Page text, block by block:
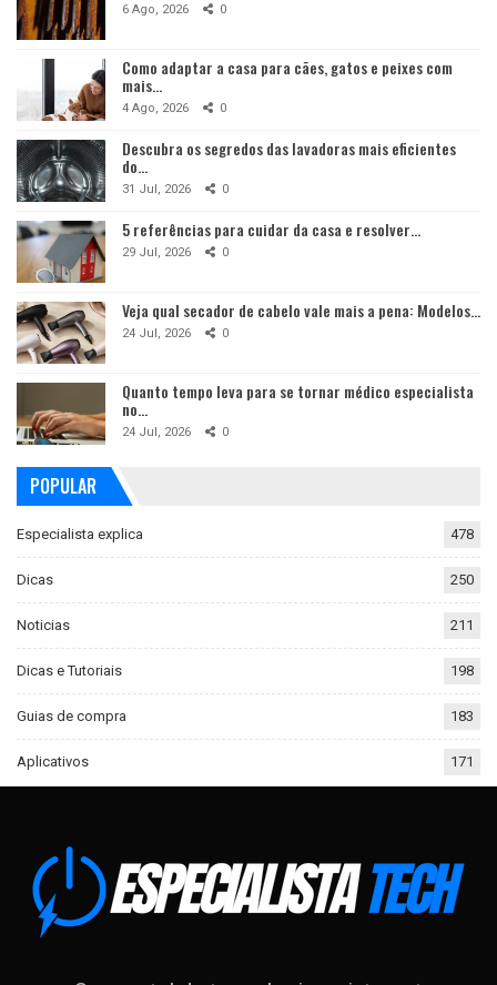
6 Ago, 2026 0
Como adaptar a casa para cães, gatos e peixes com
mais…
4 Ago, 2026 0
Descubra os segredos das lavadoras mais eficientes
do…
31 Jul, 2026 0
5 referências para cuidar da casa e resolver…
29 Jul, 2026 0
Veja qual secador de cabelo vale mais a pena: Modelos…
24 Jul, 2026 0
Quanto tempo leva para se tornar médico especialista
no…
24 Jul, 2026 0
POPULAR
Especialista explica 478
Dicas 250
Noticias 211
Dicas e Tutoriais 198
Guias de compra 183
Aplicativos 171